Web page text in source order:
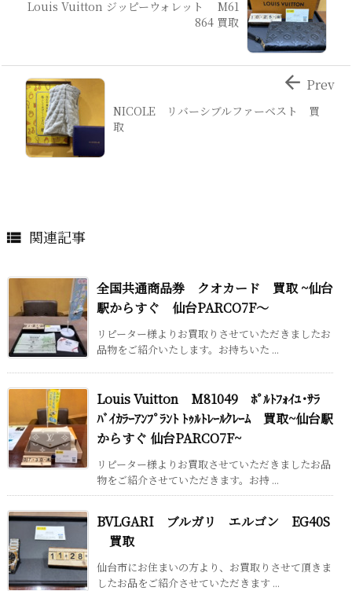
Louis Vuitton ジッピーウォレット M61
864 買取
NICOLE リバーシブルファーベスト 買
取
 Prev
 関連記事
全国共通商品券 クオカード 買取 ~仙台
駅からすぐ 仙台PARCO7F～
リピーター様よりお買取りさせていただきましたお
品物をご紹介いたします。お持ちいた ...
Louis Vuitton M81049 ﾎﾟﾙﾄﾌｫｲﾕ･ｻﾗ
ﾊﾞｲｶﾗｰｱﾝﾌﾟﾗﾝﾄ ﾄｩﾙﾄﾚｰﾙｸﾚｰﾑ 買取~仙台駅
からすぐ 仙台PARCO7F~
リピーター様よりお買取させていただきましたお品
物をご紹介させていただきます。お持 ...
BVLGARI ブルガリ エルゴン EG40S
買取
仙台市にお住まいの方より、お買取りさせて頂きま
したお品をご紹介させていただきます ...